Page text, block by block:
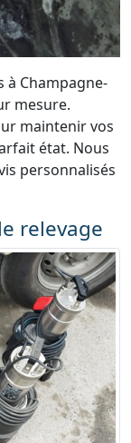
à Champagne-
mesure.
maintenir vos
état. Nous
personnalisés
relevage